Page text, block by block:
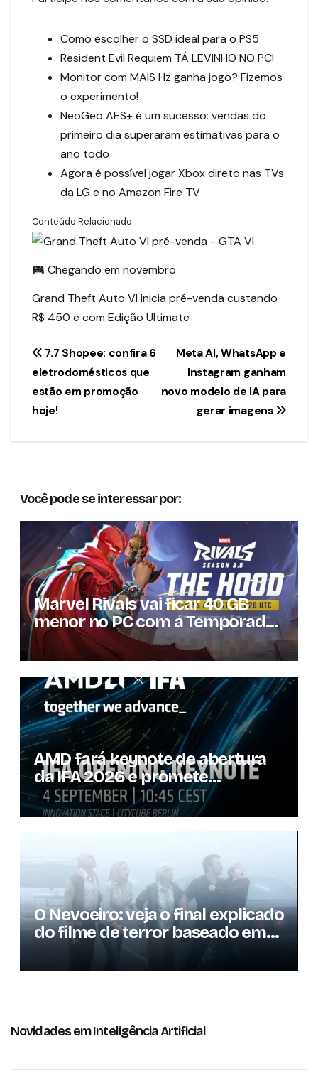
Como escolher o SSD ideal para o PS5
Resident Evil Requiem TÁ LEVINHO NO PC!
Monitor com MAIS Hz ganha jogo? Fizemos
o experimento!
NeoGeo AES+ é um sucesso: vendas do
primeiro dia superaram estimativas para o
ano todo
Agora é possível jogar Xbox direto nas TVs
da LG e no Amazon Fire TV
Conteúdo Relacionado
Chegando em novembro
Grand Theft Auto VI inicia pré-venda custando
R$ 450 e com Edição Ultimate
Navegação
de
Post
Meta AI, WhatsApp e
Instagram ganham
novo modelo de IA para
gerar imagens
7.7 Shopee: confira 6
eletrodomésticos que
estão em promoção
hoje!
Você pode se interessar por:
Marvel Rivals vai ficar 40 GB
menor no PC com a Temporada
9.5
AMD fará keynote de abertura
da IFA 2026 e promete
novidades para os
consumidores
O Nevoeiro: veja o final explicado
do filme de terror baseado em
Stephen King
Novidades em Inteligência Artificial